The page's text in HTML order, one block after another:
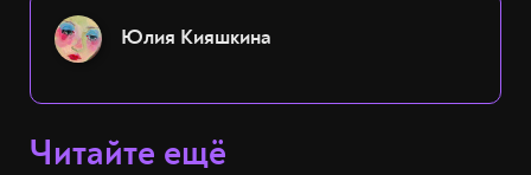
Юлия Кияшкина
Читайте ещё